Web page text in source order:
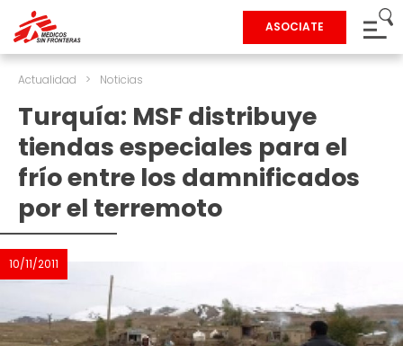
ASOCIATE
Actualidad > Noticias
Turquía: MSF distribuye
tiendas especiales para el
frío entre los damnificados
por el terremoto
10/11/2011